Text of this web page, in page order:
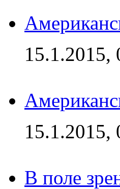
15.1.2015,
15.1.2015,
В поле